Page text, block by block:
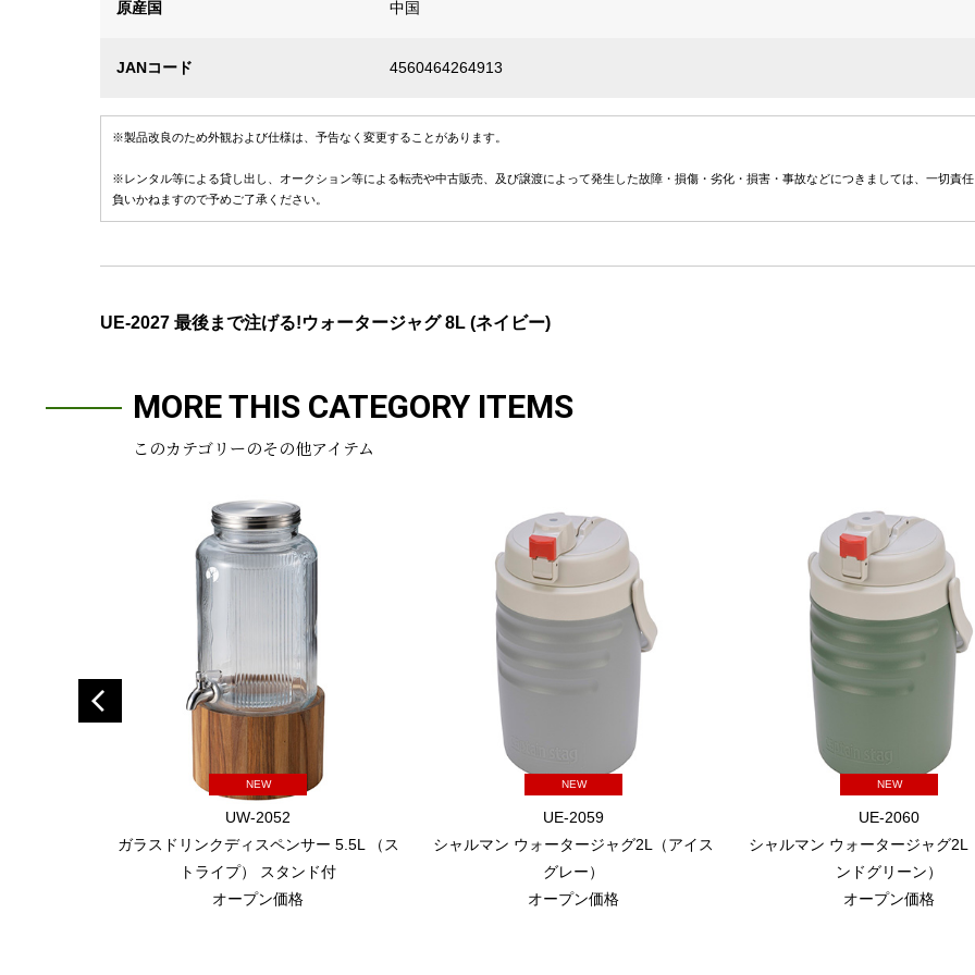
原産国 中国
JANコード 4560464264913
※製品改良のため外観および仕様は、予告なく変更することがあります。
※レンタル等による貸し出し、オークション等による転売や中古販売、及び譲渡によって発生した故障・損傷・劣化・損害・事故などにつきましては、一切責
負いかねますので予めご了承ください。
UE-2027 最後まで注げる!ウォータージャグ 8L (ネイビー)
MORE THIS CATEGORY ITEMS
このカテゴリーのその他アイテム
NEW
UW-2052
ガラスドリンクディスペンサー 5.5L （ス
トライプ） スタンド付
オープン価格
NEW
UE-2059
シャルマン ウォータージャグ2L（アイス
グレー）
オープン価格
NEW
UE-2060
シャルマン ウォータージャグ2L
ンドグリーン）
オープン価格